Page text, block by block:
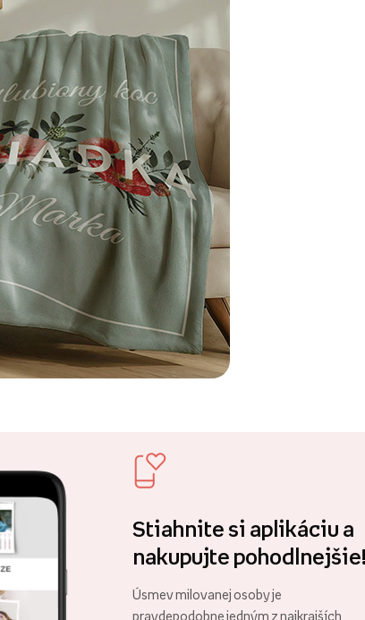
Stiahnite si aplikáciu a
nakupujte pohodlnejšie!
Úsmev milovanej osoby je
pravdepodobne jedným z najkrajších